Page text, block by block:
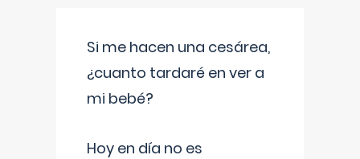
Si me hacen una cesárea,
¿cuanto tardaré en ver a
mi bebé?
Hoy en día no es